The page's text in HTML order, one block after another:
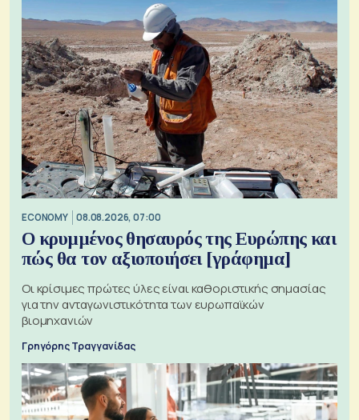
ECONOMY 08.08.2026, 07:00
Ο κρυμμένος θησαυρός της Ευρώπης και
πώς θα τον αξιοποιήσει [γράφημα]
Οι κρίσιμες πρώτες ύλες είναι καθοριστικής σημασίας
για την ανταγωνιστικότητα των ευρωπαϊκών
βιομηχανιών
Γρηγόρης Τραγγανίδας